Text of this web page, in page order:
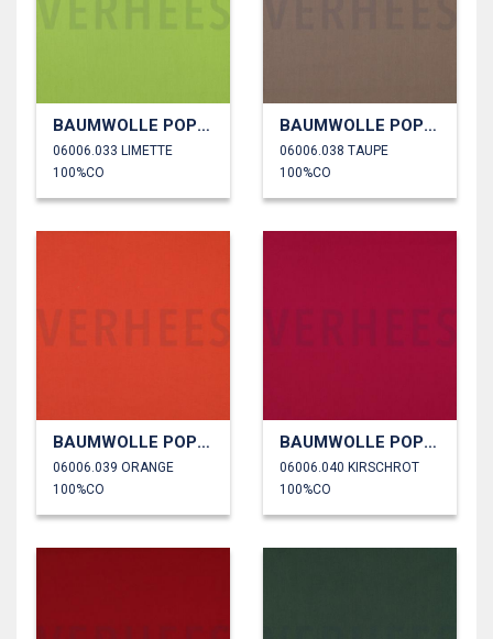
BAUMWOLLE POPELINE
06006.033 LIMETTE
100%CO
BAUMWOLLE POPELINE
06006.038 TAUPE
100%CO
BAUMWOLLE POPELINE
06006.039 ORANGE
100%CO
BAUMWOLLE POPELINE
06006.040 KIRSCHROT
100%CO